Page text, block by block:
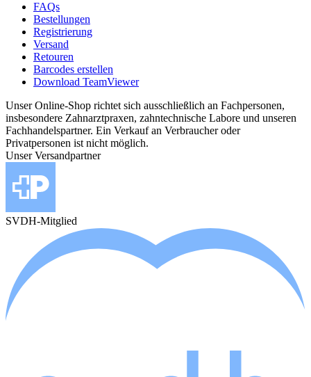
FAQs
Bestellungen
Registrierung
Versand
Retouren
Barcodes erstellen
Download TeamViewer
Unser Online-Shop richtet sich ausschließlich an Fachpersonen,
insbesondere Zahnarztpraxen, zahntechnische Labore und unseren
Fachhandelspartner. Ein Verkauf an Verbraucher oder
Privatpersonen ist nicht möglich.
Unser Versandpartner
SVDH-Mitglied